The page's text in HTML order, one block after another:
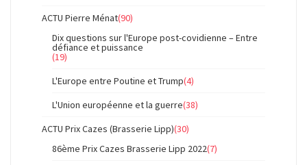
ACTU Pierre Ménat(90)
Dix questions sur l'Europe post-covidienne – Entre
défiance et puissance
(19)
L'Europe entre Poutine et Trump(4)
L'Union européenne et la guerre(38)
ACTU Prix Cazes (Brasserie Lipp)(30)
86ème Prix Cazes Brasserie Lipp 2022(7)